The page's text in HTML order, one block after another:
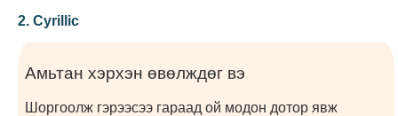
2. Cyrillic
Амьтан хэрхэн өвөлждөг вэ
Шоргоолж гэрээсээ гараад ой модон дотор явж